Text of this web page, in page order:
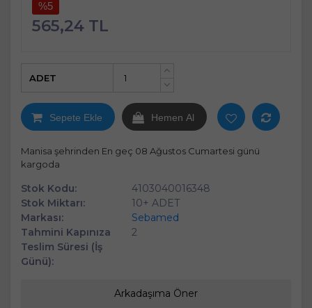
%5
565,24 TL
+
ADET
Sepete Ekle Hemen Al
Manisa şehrinden En geç 08 Ağustos Cumartesi günü
kargoda
Stok Kodu:
4103040016348
Stok Miktarı:
10+ ADET
Markası:
Sebamed
Tahmini Kapınıza
Teslim Süresi (İş
Günü):
2
Arkadaşıma Öner